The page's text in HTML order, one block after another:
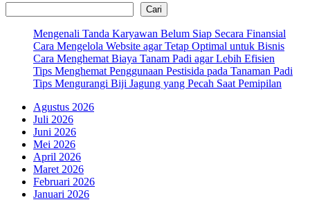
Cari
Mengenali Tanda Karyawan Belum Siap Secara Finansial
Cara Mengelola Website agar Tetap Optimal untuk Bisnis
Cara Menghemat Biaya Tanam Padi agar Lebih Efisien
Tips Menghemat Penggunaan Pestisida pada Tanaman Padi
Tips Mengurangi Biji Jagung yang Pecah Saat Pemipilan
Agustus 2026
Juli 2026
Juni 2026
Mei 2026
April 2026
Maret 2026
Februari 2026
Januari 2026